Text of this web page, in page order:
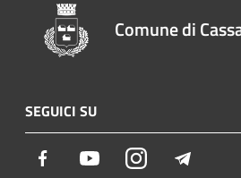
Comune di
SEGUICI SU
Facebook YoutubeInstagram